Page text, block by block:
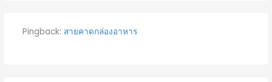
Pingback: สายคาดกล่องอาหาร